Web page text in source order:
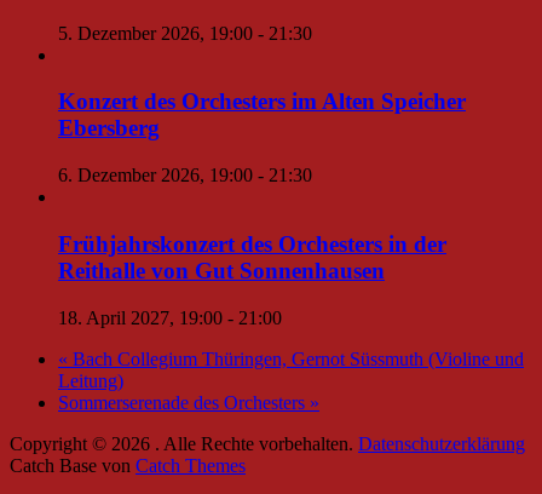
5. Dezember 2026, 19:00 - 21:30
Konzert des Orchesters im Alten Speicher
Ebersberg
6. Dezember 2026, 19:00 - 21:30
Frühjahrskonzert des Orchesters in der
Reithalle von Gut Sonnenhausen
18. April 2027, 19:00 - 21:00
« Bach Collegium Thüringen, Gernot Süssmuth (Violine und
Leitung)
Sommerserenade des Orchesters »
Copyright © 2026 . Alle Rechte vorbehalten. Datenschutzerklärung
Catch Base von Catch Themes